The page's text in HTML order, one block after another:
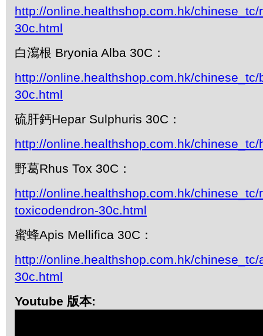
http://online.healthshop.com.hk/
30c.html
白瀉根 Bryonia Alba 30C：
http://online.healthshop.com.hk/chinese_tc/
30c.html
硫肝鈣Hepar Sulphuris 30C：
http://online.healthshop.com.hk/
野葛Rhus Tox 30C：
http://online.healthshop.com.hk/chinese_tc/
toxicodendron-30c.html
蜜蜂Apis Mellifica 30C：
http://online.healthshop.com.hk/
30c.html
Youtube 版本: